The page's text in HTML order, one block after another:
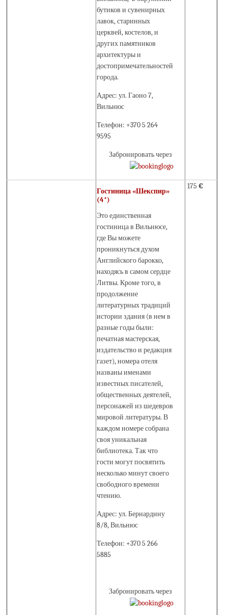
бутиков и сувенирных
лавок, старинных
церквей, костелов, и
других памятников
архитектуры и
достопримечательностей
города.
Адрес: ул. Гаоно 7,
Вильнюс
Телефон: +370 5 264
9595
Забронировать через
Гостиница «Шекспир»
(4*)
Это единственная
гостиница в Вильнюсе,
где Вы можете
проникнуться духом
Английского барокко,
находясь в самом сердце
Литвы. Кроме того, в
продолжение
литературных традиций
истории здания (в нем в
разные годы были:
печатная мастерская,
издательство и редакция
газет), номера отеля
названы именами
известных писателей,
общественных деятелей,
персонажей из шедевров
мировой литературы. В
каждом номере собрана
своя уникальная
библиотека. Так что
гости могут посвятить
несколько минут своего
свободного времени
чтению.
Адрес: ул. Бернардину
8/8, Вильнюс
Телефон: +370 5 266
5885
Забронировать через
175€